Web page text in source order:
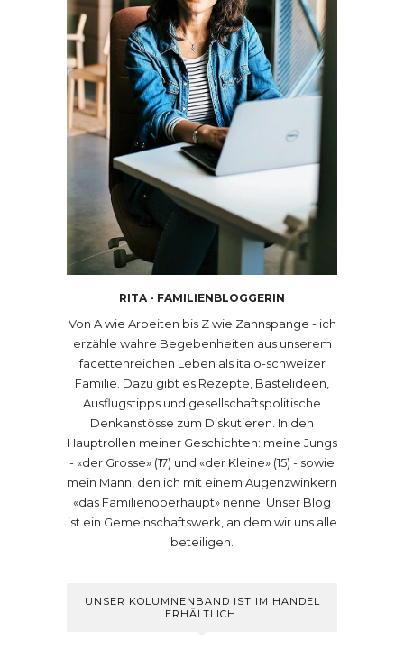
RITA - FAMILIENBLOGGERIN
Von A wie Arbeiten bis Z wie Zahnspange - ich
erzähle wahre Begebenheiten aus unserem
facettenreichen Leben als italo-schweizer
Familie. Dazu gibt es Rezepte, Bastelideen,
Ausflugstipps und gesellschaftspolitische
Denkanstösse zum Diskutieren. In den
Hauptrollen meiner Geschichten: meine Jungs
- «der Grosse» (17) und «der Kleine» (15) - sowie
mein Mann, den ich mit einem Augenzwinkern
«das Familienoberhaupt» nenne. Unser Blog
ist ein Gemeinschaftswerk, an dem wir uns alle
beteiligen.
UNSER KOLUMNENBAND IST IM HANDEL
ERHÄLTLICH.